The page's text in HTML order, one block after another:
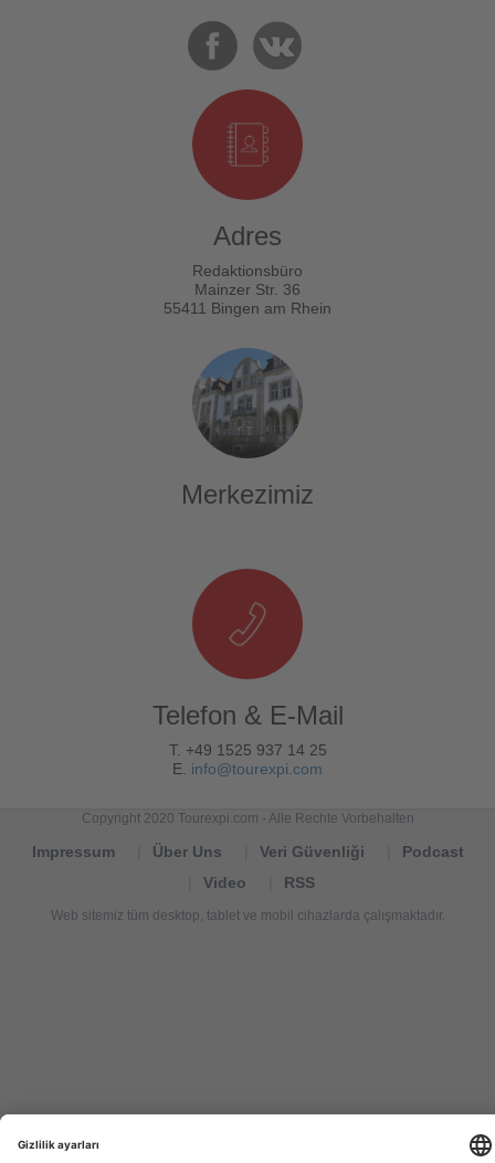
Adres
Redaktionsbüro
Mainzer Str. 36
55411 Bingen am Rhein
Merkezimiz
Telefon & E-Mail
T. +49 1525 937 14 25
E. info@tourexpi.com
Copyright 2020 Tourexpi.com - Alle Rechte Vorbehalten
Impressum Über Uns Veri Güvenliği
Podcast
Video
RSS
Web sitemiz tüm desktop, tablet ve mobil cihazlarda çalışmaktadır.
turismo,